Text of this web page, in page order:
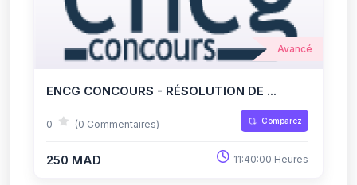
Avancé
ENCG CONCOURS - RÉSOLUTION DE ...
0 (0 Commentaires) Comparez
250 MAD 11:40:00 Heures